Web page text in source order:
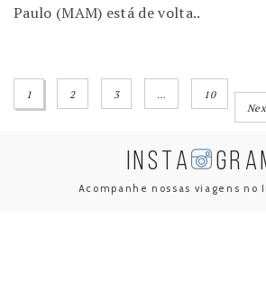
Paulo (MAM) está de volta..
1 2 3 …
10
INSTA
Acompanhe nossas viagens no